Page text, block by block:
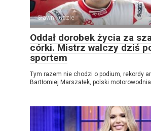
Sławni ludzie
Oddał dorobek życia za
córki. Mistrz walczy dziś
sportem
Tym razem nie chodzi o podium, rekordy
Bartłomiej Marszałek, polski